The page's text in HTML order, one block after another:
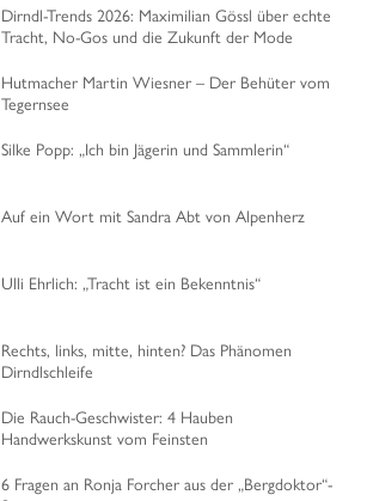
Dirndl-Trends 2026: Maximilian Gössl über echte
Tracht, No-Gos und die Zukunft der Mode
Hutmacher Martin Wiesner – Der Behüter vom
Tegernsee
Silke Popp: „Ich bin Jägerin und Sammlerin“
Auf ein Wort mit Sandra Abt von Alpenherz
Ulli Ehrlich: „Tracht ist ein Bekenntnis“
Rechts, links, mitte, hinten? Das Phänomen
Dirndlschleife
Die Rauch-Geschwister: 4 Hauben
Handwerkskunst vom Feinsten
6 Fragen an Ronja Forcher aus der „Bergdoktor“-